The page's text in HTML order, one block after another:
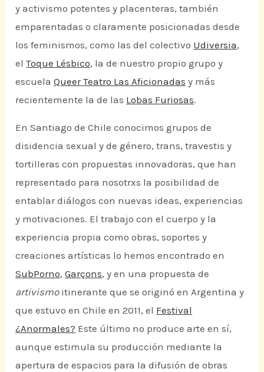
y activismo potentes y placenteras, también
emparentadas o claramente posicionadas desde
los feminismos, como las del colectivo Udiversia,
elToque Lésbico, la de nuestro propio grupo y
escuelaQueer Teatro Las Aficionadas y más
recientemente la de las Lobas Furiosas.
En Santiago de Chile conocimos grupos de
disidencia sexual y de género, trans, travestis y
tortilleras con propuestas innovadoras, que han
representado para nosotrxs la posibilidad de
entablar diálogos con nuevas ideas, experiencias
y motivaciones. El trabajo con el cuerpo y la
experiencia propia como obras, soportes y
creaciones artísticas lo hemos encontrado en
SubPorno,Garçons, y en una propuesta de
artivismoitinerante que se originó en Argentina y
que estuvo en Chile en 2011, el Festival
¿Anormales? Este último no produce arte en sí,
aunque estimula su producción mediante la
apertura de espacios para la difusión de obras